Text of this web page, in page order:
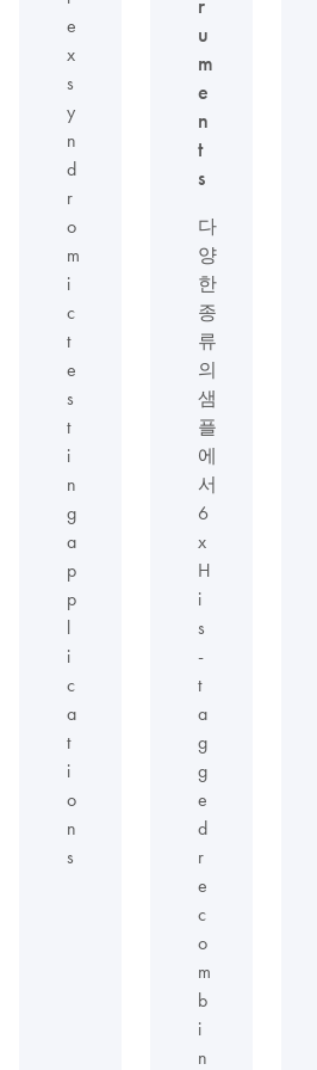
e
x
s
y
n
d
r
o
m
i
c
t
e
s
t
i
n
g
a
p
p
l
i
c
a
t
i
o
n
s
r
u
m
e
n
t
s
다
양
한
종
류
의
샘
플
에
서
6
x
H
i
s
-
t
a
g
g
e
d
r
e
c
o
m
b
i
n